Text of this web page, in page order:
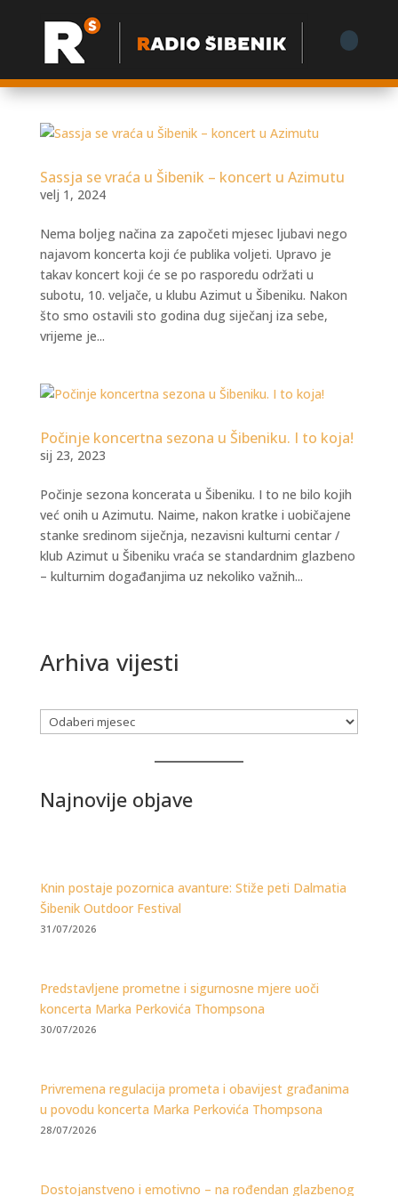
Sassja se vraća u Šibenik – koncert u Azimutu
velj 1, 2024
Nema boljeg načina za započeti mjesec ljubavi nego
najavom koncerta koji će publika voljeti. Upravo je
takav koncert koji će se po rasporedu održati u
subotu, 10. veljače, u klubu Azimut u Šibeniku. Nakon
što smo ostavili sto godina dug siječanj iza sebe,
vrijeme je...
Počinje koncertna sezona u Šibeniku. I to koja!
sij 23, 2023
Počinje sezona koncerata u Šibeniku. I to ne bilo kojih
već onih u Azimutu. Naime, nakon kratke i uobičajene
stanke sredinom siječnja, nezavisni kulturni centar /
klub Azimut u Šibeniku vraća se standardnim glazbeno
– kulturnim događanjima uz nekoliko važnih...
Arhiva vijesti
Arhiva
Najnovije objave
Knin postaje pozornica avanture: Stiže peti Dalmatia
Šibenik Outdoor Festival
31/07/2026
Predstavljene prometne i sigurnosne mjere uoči
koncerta Marka Perkovića Thompsona
30/07/2026
Privremena regulacija prometa i obavijest građanima
u povodu koncerta Marka Perkovića Thompsona
28/07/2026
Dostojanstveno i emotivno – na rođendan glazbenog